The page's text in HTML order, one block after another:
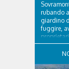
rubando
giardino
fuggire,